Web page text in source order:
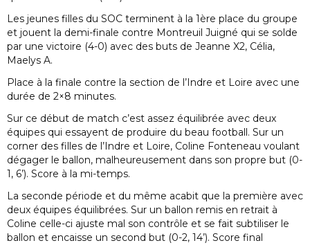
Les jeunes filles du SOC terminent à la 1ère place du groupe
et jouent la demi-finale contre Montreuil Juigné qui se solde
par une victoire (4-0) avec des buts de Jeanne X2, Célia,
Maelys A.
Place à la finale contre la section de l’Indre et Loire avec une
durée de 2×8 minutes.
Sur ce début de match c’est assez équilibrée avec deux
équipes qui essayent de produire du beau football. Sur un
corner des filles de l’Indre et Loire, Coline Fonteneau voulant
dégager le ballon, malheureusement dans son propre but (0-
1, 6’). Score à la mi-temps.
La seconde période et du même acabit que la première avec
deux équipes équilibrées. Sur un ballon remis en retrait à
Coline celle-ci ajuste mal son contrôle et se fait subtiliser le
ballon et encaisse un second but (0-2, 14’). Score final